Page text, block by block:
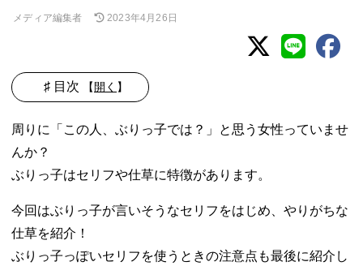
メディア編集者 2023年4月26日
♯ 目次 【開く 】
02. ぶりっ子が言
いそうなセリフ
集16選
初めて！
− すご〜
い！
周りに「この人、ぶりっ子では？」と思う女性っていませ
んか？
ぶりっ子はセリフや仕草に特徴があります。
今回はぶりっ子が言いそうなセリフをはじめ、やりがちな
仕草を紹介！
ぶりっ子っぽいセリフを使うときの注意点も最後に紹介し